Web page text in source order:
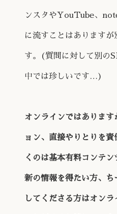
ンスタやYouTube、
に流すことはありますが
す。(質問に対して別の
中では珍しいです…)
オンラインではありま
ョン、直接やりとりを
くのは基本有料コンテ
新の情報を得たい方、
してくださる方はオン